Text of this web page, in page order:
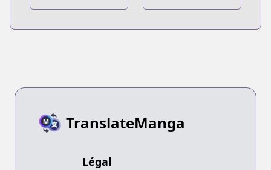
TranslateManga
Légal